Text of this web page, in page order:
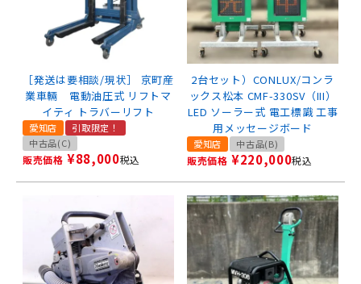
［発送は要相談/現状］ 京町産
業車輛 電動油圧式 リフトマ
イティ トラバーリフト
愛知店
引取限定！
中古品(C)
販売価格 ¥88,000税込
2台セット）CONLUX/コンラ
ックス松本 CMF-330SV（III）
LED ソーラー式 電工標識 工事
用メッセージボード
愛知店 中古品(B)
販売価格 ¥220,000税込